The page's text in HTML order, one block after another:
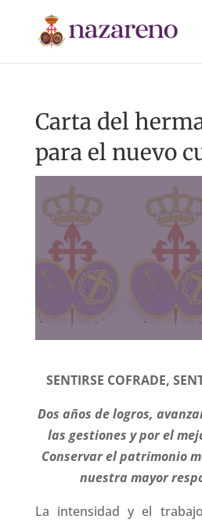
Carta del
para el nuevo
SENTIRSE COFRADE,
Dos años de logros,
las gestiones y por el
Conservar el patrimonio
nuestra mayor
La intensidad y el